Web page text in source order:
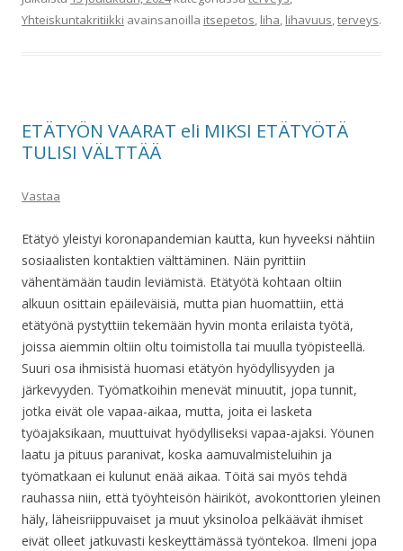
Yhteiskuntakritiikki avainsanoilla itsepetos, liha, lihavuus,terveys.
ETÄTYÖN VAARAT eli MIKSI ETÄTYÖTÄ
TULISI VÄLTTÄÄ
Vastaa
Etätyö yleistyi koronapandemian kautta, kun hyveeksi nähtiin
sosiaalisten kontaktien välttäminen. Näin pyrittiin
vähentämään taudin leviämistä. Etätyötä kohtaan oltiin
alkuun osittain epäileväisiä, mutta pian huomattiin, että
etätyönä pystyttiin tekemään hyvin monta erilaista työtä,
joissa aiemmin oltiin oltu toimistolla tai muulla työpisteellä.
Suuri osa ihmisistä huomasi etätyön hyödyllisyyden ja
järkevyyden. Työmatkoihin menevät minuutit, jopa tunnit,
jotka eivät ole vapaa-aikaa, mutta, joita ei lasketa
työajaksikaan, muuttuivat hyödylliseksi vapaa-ajaksi. Yöunen
laatu ja pituus paranivat, koska aamuvalmisteluihin ja
työmatkaan ei kulunut enää aikaa. Töitä sai myös tehdä
rauhassa niin, että työyhteisön häiriköt, avokonttorien yleinen
häly, läheisriippuvaiset ja muut yksinoloa pelkäävät ihmiset
eivät olleet jatkuvasti keskeyttämässä työntekoa. Ilmeni jopa